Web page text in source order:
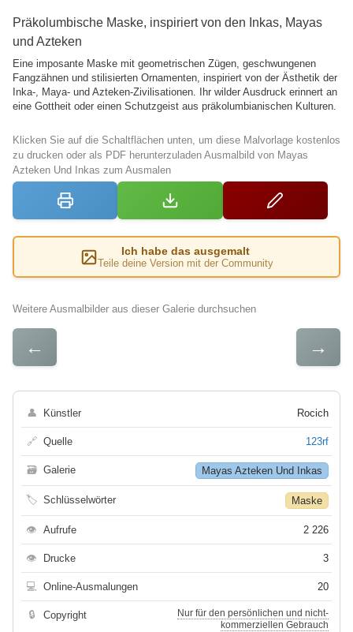
Präkolumbische Maske, inspiriert von den Inkas, Mayas
und Azteken
Eine imposante Maske mit geometrischen Zügen, geschwungenen
Fangzähnen und stilisierten Ornamenten, inspiriert von der Ästhetik der
Inka-, Maya- und Azteken-Zivilisationen. Ihr wilder Ausdruck erinnert an
eine Gottheit oder einen Schutzgeist aus präkolumbianischen Kulturen.
Klicken Sie auf die Schaltflächen unten, um diese Malvorlage kostenlos
zu drucken oder als PDF herunterzuladen Ausmalbild von Mayas
Azteken Und Inkas zum Ausmalen
Ich habe das ausgemalt
Teile deine Version mit der Community
Weitere Ausmalbilder aus dieser Galerie durchsuchen
← →
👤 Künstler Rocich
🔗 Quelle 123rf
🗃 Galerie Mayas Azteken Und Inkas
🏷 Schlüsselwörter Maske
👁 Aufrufe 2 226
👁 Drucke 3
💻 Online-Ausmalungen 20
🔒 Copyright
Nur für den persönlichen und nicht-
kommerziellen Gebrauch